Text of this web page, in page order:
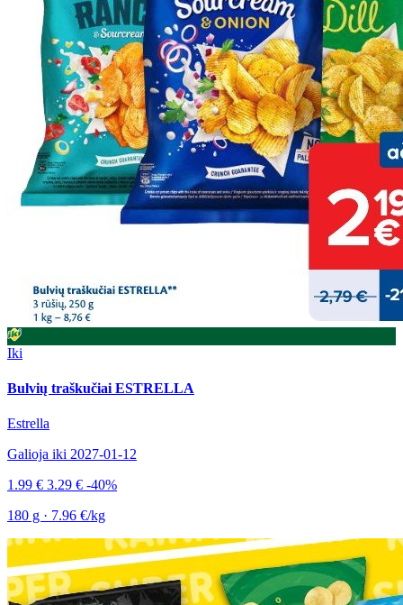
Iki
Bulvių traškučiai ESTRELLA
Estrella
Galioja iki 2027-01-12
1.99 € 3.29 € -40%
180 g · 7.96 €/kg